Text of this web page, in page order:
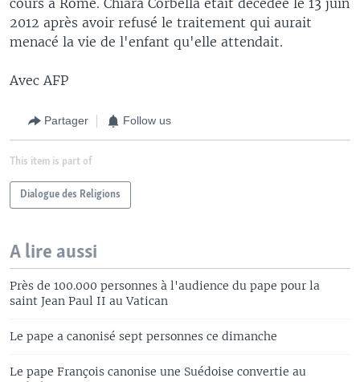
2012 après avoir refusé le traitement qui aurait
menacé la vie de l'enfant qu'elle attendait.
Avec AFP
Partager Follow us
This item is part of
Dialogue des Religions
A lire aussi
Près de 100.000 personnes à l'audience du pape pour la
saint Jean Paul II au Vatican
Le pape a canonisé sept personnes ce dimanche
Le pape François canonise une Suédoise convertie au